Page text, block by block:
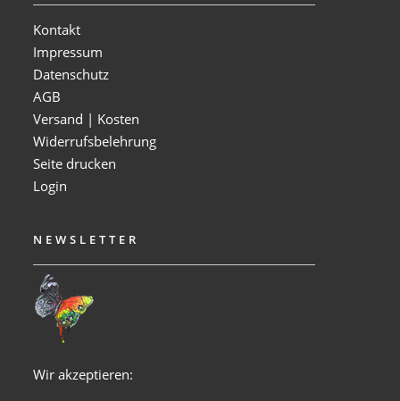
Kontakt
Impressum
Datenschutz
AGB
Versand | Kosten
Widerrufsbelehrung
Seite drucken
Login
NEWSLETTER
Wir akzeptieren: